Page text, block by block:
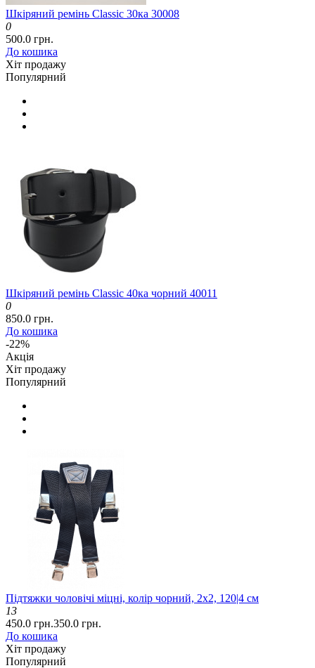
Шкіряний ремінь Classic 30ка 30008
0
500.0 грн.
До кошика
Хіт продажу
Популярний
Шкіряний ремінь Classic 40ка чорний 40011
0
850.0 грн.
До кошика
-22%
Акція
Хіт продажу
Популярний
Підтяжки чоловічі міцні, колір чорний, 2x2, 120|4 см
13
450.0 грн.350.0 грн.
До кошика
Хіт продажу
Популярний